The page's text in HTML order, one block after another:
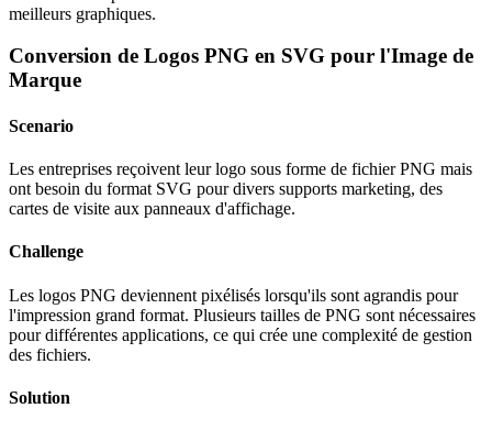
meilleurs graphiques.
Conversion de Logos PNG en SVG pour l'Image de
Marque
Scenario
Les entreprises reçoivent leur logo sous forme de fichier PNG mais
ont besoin du format SVG pour divers supports marketing, des
cartes de visite aux panneaux d'affichage.
Challenge
Les logos PNG deviennent pixélisés lorsqu'ils sont agrandis pour
l'impression grand format. Plusieurs tailles de PNG sont nécessaires
pour différentes applications, ce qui crée une complexité de gestion
des fichiers.
Solution